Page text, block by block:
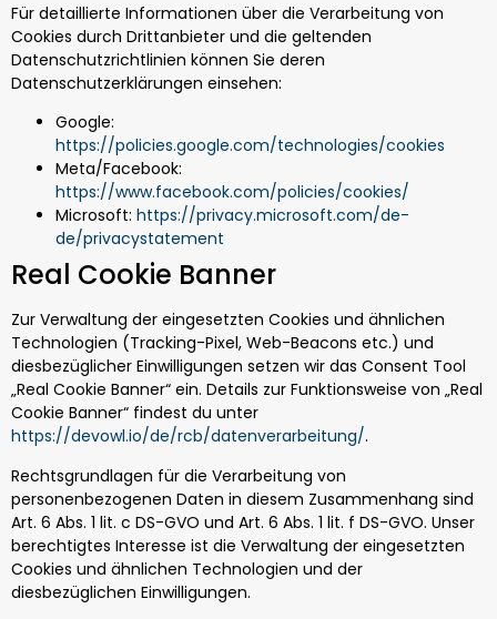
Für detaillierte Informationen über die Verarbeitung von
Cookies durch Drittanbieter und die geltenden
Datenschutzrichtlinien können Sie deren
Datenschutzerklärungen einsehen:
Google:
https://policies.google.com/technologies/cookies
Meta/Facebook:
https://www.facebook.com/policies/cookies/
Microsoft: https://privacy.microsoft.com/de-
de/privacystatement
Real Cookie Banner
Zur Verwaltung der eingesetzten Cookies und ähnlichen
Technologien (Tracking-Pixel, Web-Beacons etc.) und
diesbezüglicher Einwilligungen setzen wir das Consent Tool
„Real Cookie Banner“ ein. Details zur Funktionsweise von „Real
Cookie Banner“ findest du unter
https://devowl.io/de/rcb/datenverarbeitung/.
Rechtsgrundlagen für die Verarbeitung von
personenbezogenen Daten in diesem Zusammenhang sind
Art. 6 Abs. 1 lit. c DS-GVO und Art. 6 Abs. 1 lit. f DS-GVO. Unser
berechtigtes Interesse ist die Verwaltung der eingesetzten
Cookies und ähnlichen Technologien und der
diesbezüglichen Einwilligungen.